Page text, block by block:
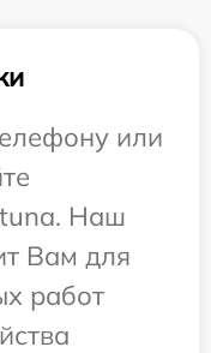
или
Наш
Вам для
работ